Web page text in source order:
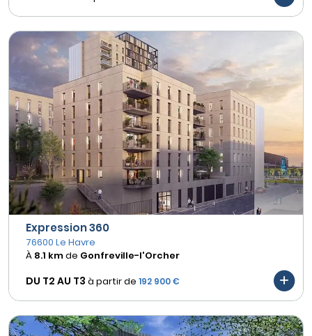
Expression 360
76600 Le Havre
À 8.1 kmde Gonfreville-l'Orcher
DU T2 AU T3 à partir de 192 900 €